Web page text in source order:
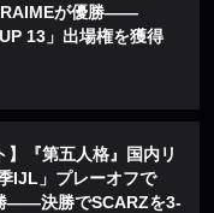
が優勝——
13」出場権を獲得
】『第五人格』国内リ
IJL」プレーオフで
——決勝でSCARZを3-